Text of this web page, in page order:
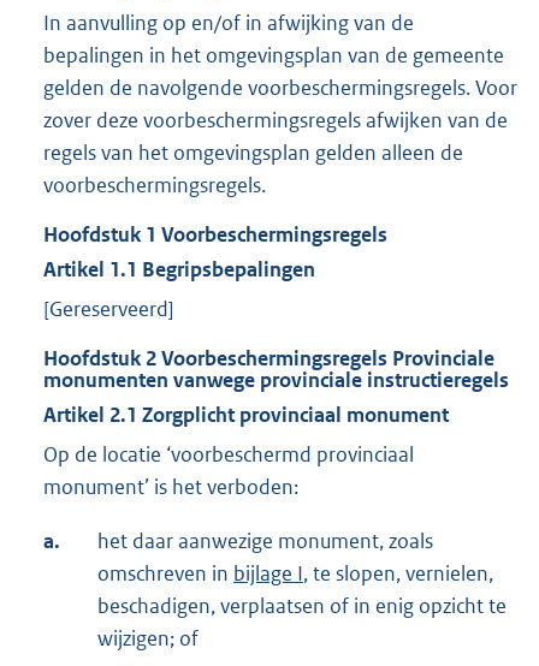
In aanvulling op en/of in afwijking van de
bepalingen in het omgevingsplan van de gemeente
gelden de navolgende voorbeschermingsregels. Voor
zover deze voorbeschermingsregels afwijken van de
regels van het omgevingsplan gelden alleen de
voorbeschermingsregels.
Hoofdstuk 1 Voorbeschermingsregels
Artikel 1.1 Begripsbepalingen
[Gereserveerd]
Hoofdstuk 2Voorbeschermingsregels Provinciale
monumenten vanwege provinciale instructieregels
Artikel 2.1 Zorgplicht provinciaal monument
Op de locatie ‘voorbeschermd provinciaal
monument’ is het verboden:
a.
het daar aanwezige monument, zoals
omschreven in bijlage I, te slopen, vernielen,
beschadigen, verplaatsen of in enig opzicht te
wijzigen; of